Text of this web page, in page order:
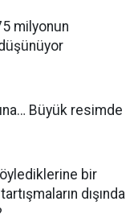
milyonun
Büyük resimde
bir
dışında